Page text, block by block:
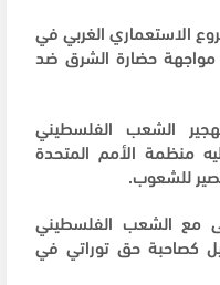
الاستعماري الغربي في
مواجهة حضارة الشرق ضد
الشعب الفلسطيني
منظمة الأمم المتحدة
للشعوب.
مع الشعب الفلسطيني
كصاحبة حق توراتي في